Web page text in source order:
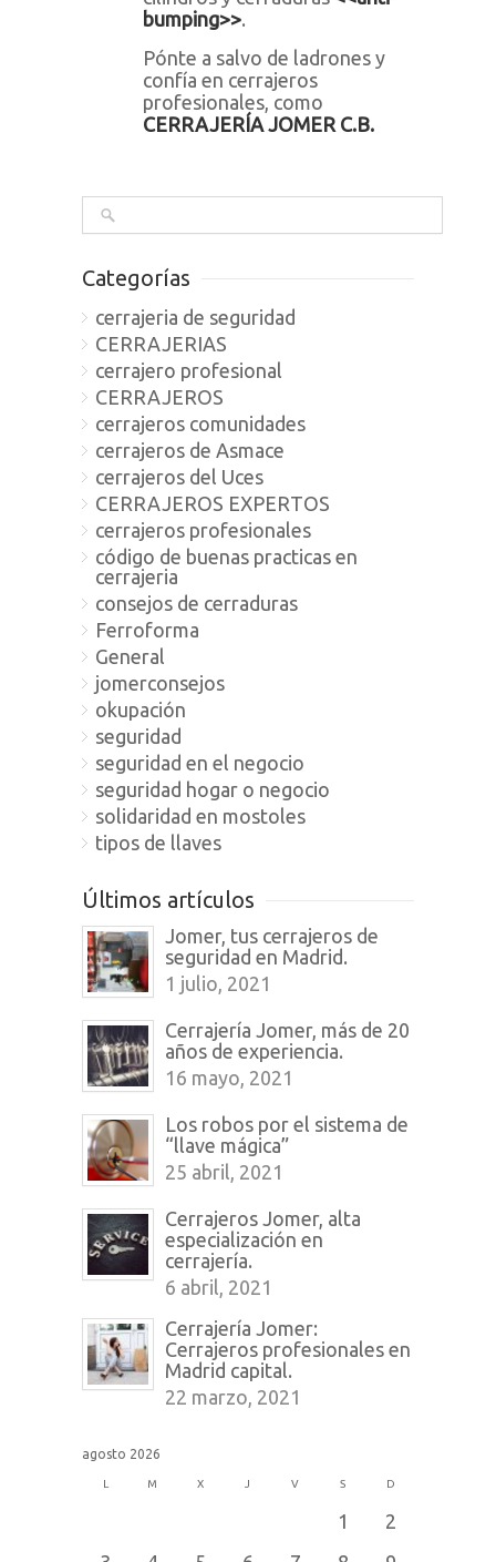
bumping>>.
Pónte a salvo de ladrones y
confía en cerrajeros
profesionales, como
CERRAJERÍA JOMER C.B.
Categorías
cerrajeria de seguridad
CERRAJERIAS
cerrajero profesional
CERRAJEROS
cerrajeros comunidades
cerrajeros de Asmace
cerrajeros del Uces
CERRAJEROS EXPERTOS
cerrajeros profesionales
código de buenas practicas en
cerrajeria
consejos de cerraduras
Ferroforma
General
jomerconsejos
okupación
seguridad
seguridad en el negocio
seguridad hogar o negocio
solidaridad en mostoles
tipos de llaves
Últimos artículos
Jomer, tus cerrajeros de
seguridad en Madrid.
1 julio, 2021
Cerrajería Jomer, más de 20
años de experiencia.
16 mayo, 2021
Los robos por el sistema de
“llave mágica”
25 abril, 2021
Cerrajeros Jomer, alta
especialización en
cerrajería.
6 abril, 2021
Cerrajería Jomer:
Cerrajeros profesionales en
Madrid capital.
22 marzo, 2021
agosto 2026
L M X J V S D
1
2